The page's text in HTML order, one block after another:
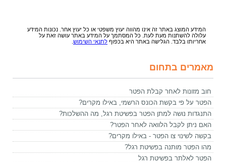
המידע המוצג באתר זה אינו מהווה יעוץ משפטי או כל יעוץ אחר. נכונות המידע
עלולה להשתנות מעת לעת. כל המסתמך על המידע באתר עושה זאת על
אחריותו בלבד. הגלישה באתר היא בכפוף לתנאי השימוש
מאמרים בתחום
חוב מזונות לאחר קבלת הפטר
הפטר על פי בקשת הכונס הרשמי, באילו מקרים?
התנגדות נושה למתן הפטר בפשיטת רגל, מה ההשלכות?
האם ניתן לקבל הלוואה לאחר הפטר?
בקשה לשינוי צו הפטר - באילו מקרים?
מהו הפטר מותנה בפשיטת רגל?
הפטר לאלתר בפשיטת רגל